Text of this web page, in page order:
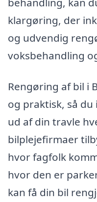
klargøring, der
og udvendig
voksbehandling
Rengøring af bil i
og praktisk, så
ud af din travle
bilplejefirmaer
hvor fagfolk
hvor den er
kan få din bil